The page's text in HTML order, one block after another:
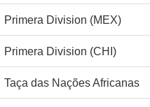
Primera Division (MEX)
Primera Division (CHI)
Taça das Nações Africanas